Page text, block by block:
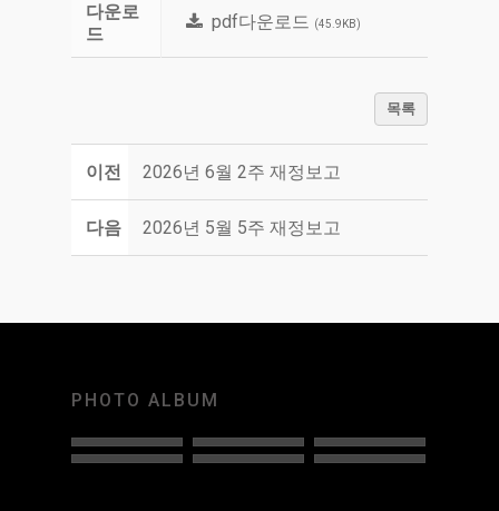
다운로
드
pdf다운로드 (45.9KB)
목록
이전 2026년 6월 2주 재정보고
다음 2026년 5월 5주 재정보고
PHOTO ALBUM